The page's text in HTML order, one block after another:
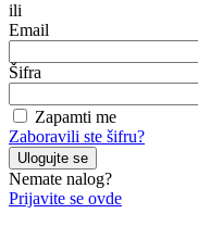
ili
Email
Šifra
Zapamti me
Zaboravili ste šifru?
Ulogujte se
Nemate nalog?
Prijavite se ovde